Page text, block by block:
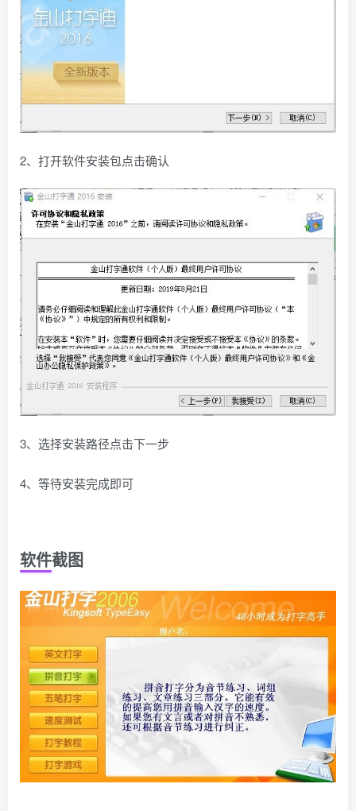
2、打开软件安装包点击确认
3、选择安装路径点击下一步
4、等待安装完成即可
软件截图